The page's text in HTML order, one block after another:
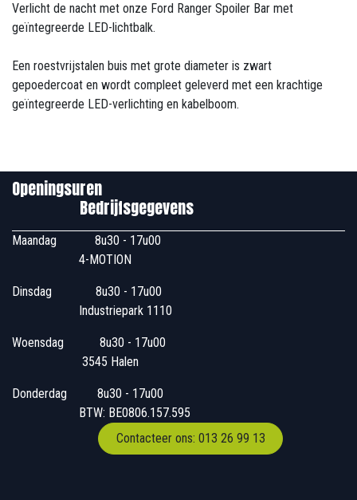
Verlicht de nacht met onze Ford Ranger Spoiler Bar met
geïntegreerde LED-lichtbalk.
Een roestvrijstalen buis met grote diameter is zwart
gepoedercoat en wordt compleet geleverd met een krachtige
geïntegreerde LED-verlichting en kabelboom.
Openingsuren
Bedrijfsgegevens
Maandag
​8u30 - 17u00
4-MOTION
Dinsdag
​8u30 - 17u00
Industriepark 1110
Woensdag
​​​ 8u30 - 17u00
3545 Halen
Donderdag
​​8u30 - 17u00
BTW: BE0806.157.595
Contacteer ons: 013 26 99 13